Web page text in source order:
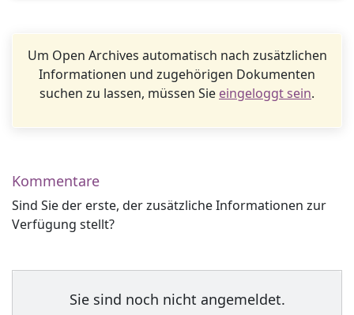
Um Open Archives automatisch nach zusätzlichen
Informationen und zugehörigen Dokumenten
suchen zu lassen, müssen Sie eingeloggt sein.
Kommentare
Sind Sie der erste, der zusätzliche Informationen zur
Verfügung stellt?
Sie sind noch nicht angemeldet.